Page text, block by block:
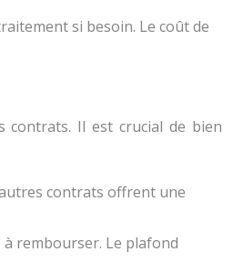
si besoin. Le coût de
contrats. Il est crucial de bien
contrats offrent une
à rembourser. Le plafond